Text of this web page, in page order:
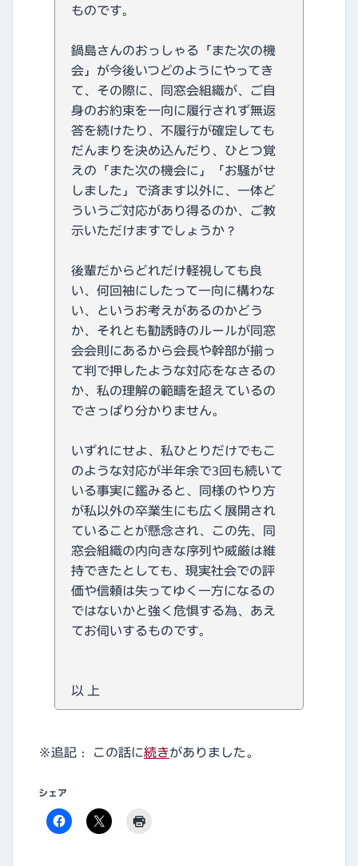
ものです。
鍋島さんのおっしゃる「また次の機
会」が今後いつどのようにやってき
て、その際に、同窓会組織が、ご自
身のお約束を一向に履行されず無返
答を続けたり、不履行が確定しても
だんまりを決め込んだり、ひとつ覚
えの「また次の機会に」「お騒がせ
しました」で済ます以外に、一体ど
ういうご対応があり得るのか、ご教
示いただけますでしょうか？
後輩だからどれだけ軽視しても良
い、何回袖にしたって一向に構わな
い、というお考えがあるのかどう
か、それとも勧誘時のルールが同窓
会会則にあるから会長や幹部が揃っ
て判で押したような対応をなさるの
か、私の理解の範疇を超えているの
でさっぱり分かりません。
いずれにせよ、私ひとりだけでもこ
のような対応が半年余で3回も続いて
いる事実に鑑みると、同様のやり方
が私以外の卒業生にも広く展開され
ていることが懸念され、この先、同
窓会組織の内向きな序列や威厳は維
持できたとしても、現実社会での評
価や信頼は失ってゆく一方になるの
ではないかと強く危惧する為、あえ
てお伺いするものです。
以 上
※追記： この話に続きがありました。
シェア